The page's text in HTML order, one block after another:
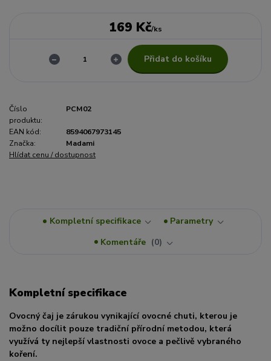
169 Kč/ks
Přidat do košíku
Číslo
produktu:
PCM02
EAN kód:
8594067973145
Značka:
Madami
Hlídat cenu / dostupnost
Kompletní specifikace
Parametry
Komentáře
0
Kompletní specifikace
Ovocný čaj je zárukou vynikající ovocné chuti, kterou je
možno docílit pouze tradiční přírodní metodou, která
využívá ty nejlepší vlastnosti ovoce a pečlivě vybraného
koření.